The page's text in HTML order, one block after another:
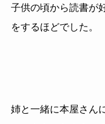
子供の頃から読書が
をするほどでした。
姉と一緒に本屋さん